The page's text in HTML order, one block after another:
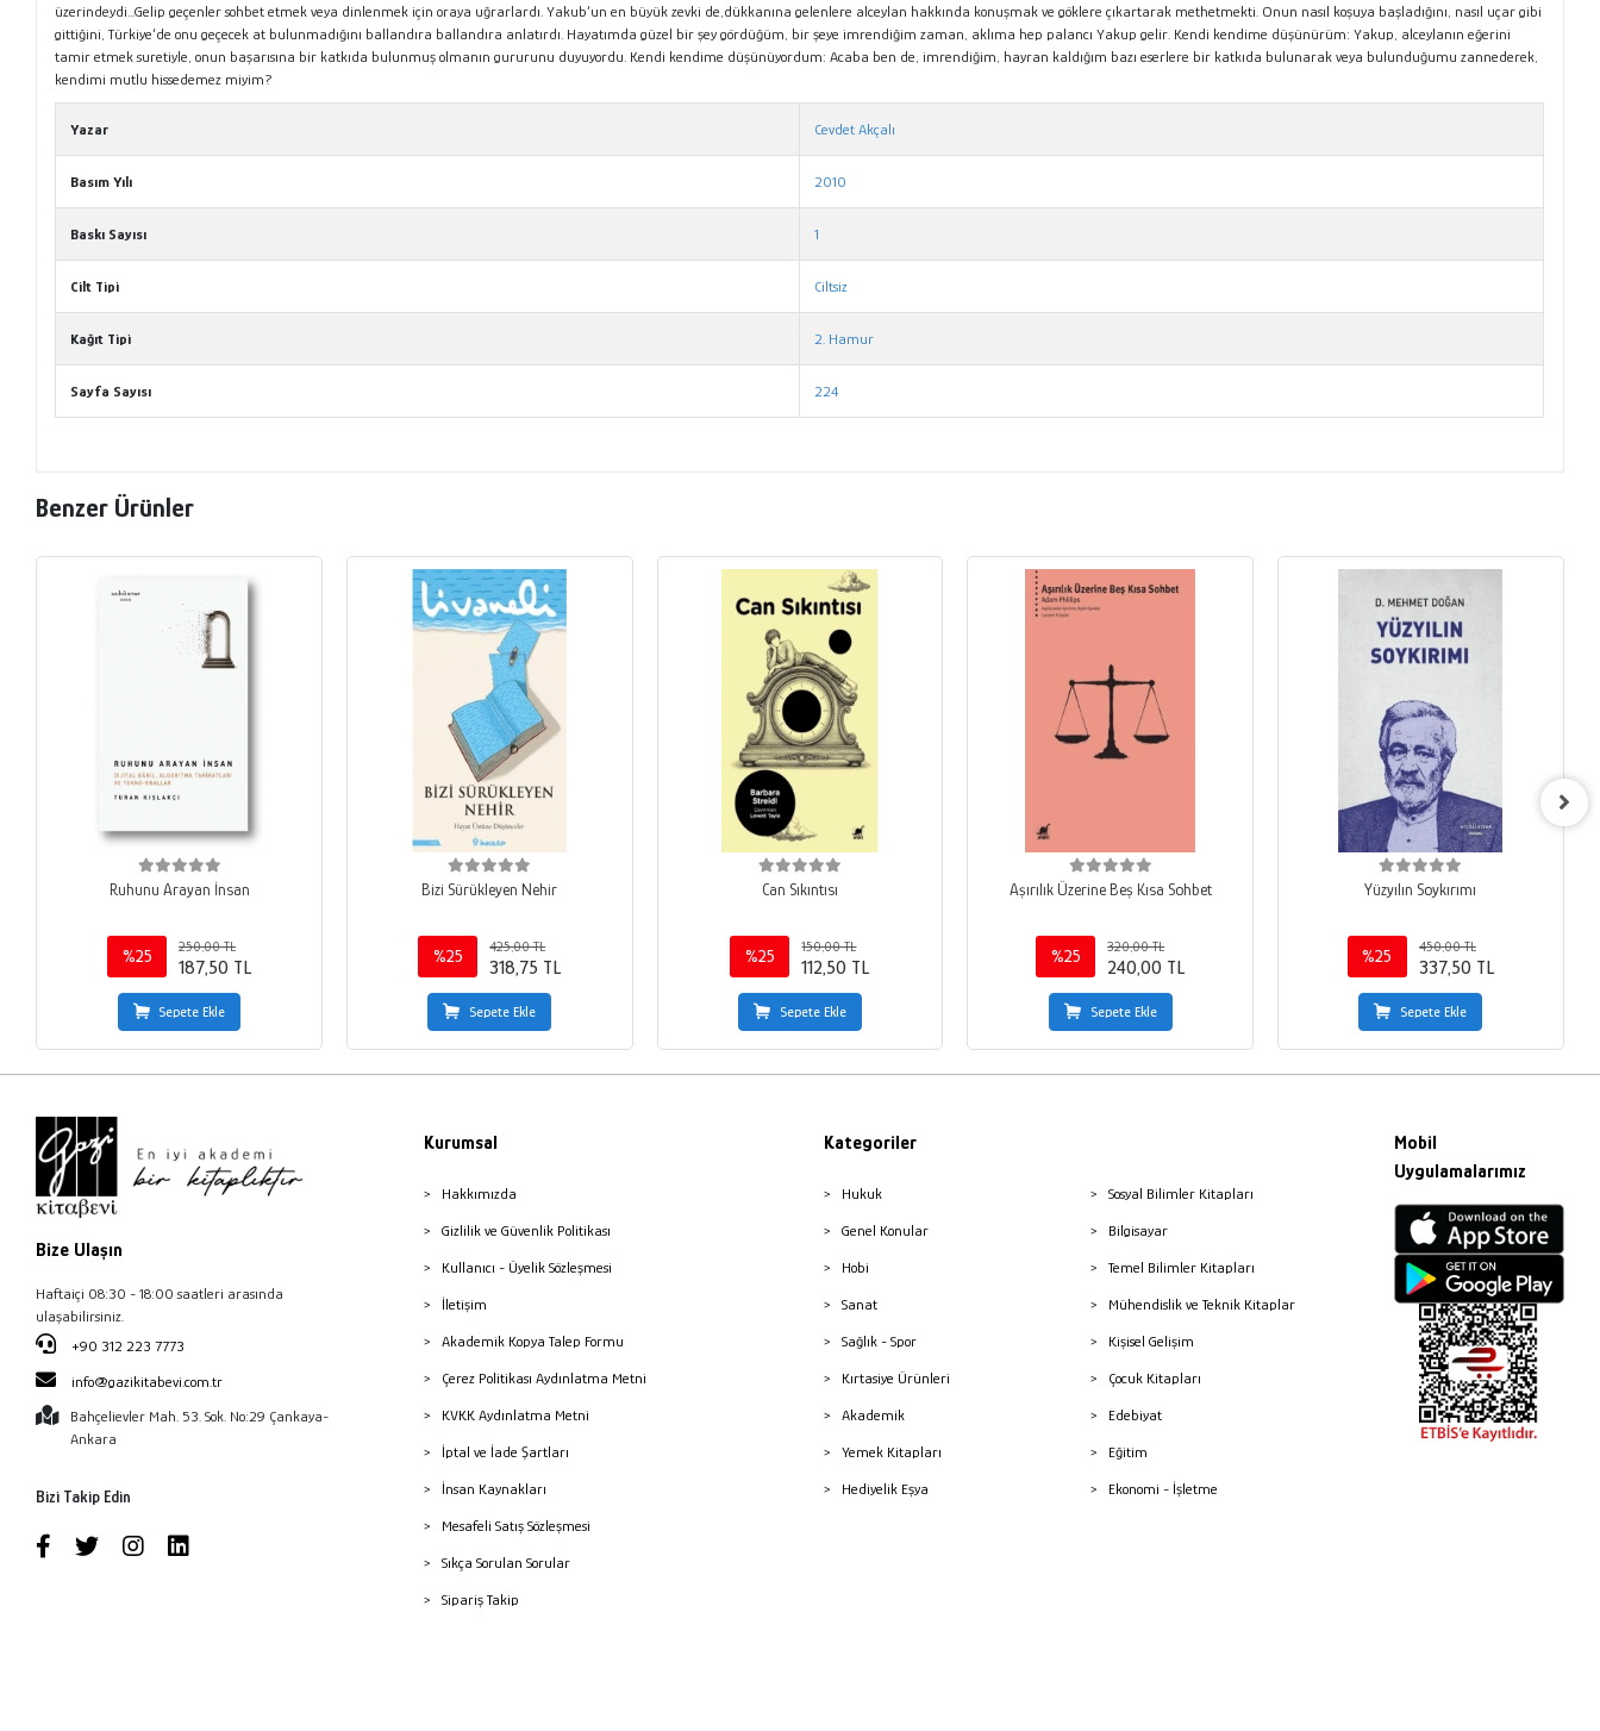
üzerindeydi...Gelip geçenler sohbet etmek veya dinlenmek için oraya uğrarlardı. Yakub‘un en büyük zevki de,dükkanına gelenlere alceylan hakkında konuşmak ve göklere çıkartarak methetmekti. Onun nasıl koşuya başladığını, nasıl uçar gibi
gittiğini, Türkiye‘de onu geçecek at bulunmadığını ballandıra ballandıra anlatırdı. Hayatımda güzel bir şey gördüğüm, bir şeye imrendiğim zaman, aklıma hep palancı Yakup gelir. Kendi kendime düşünürüm: Yakup, alceylanın eğerini
tamir etmek suretiyle, onun başarısına bir katkıda bulunmuş olmanın gururunu duyuyordu. Kendi kendime düşünüyordum: Acaba ben de, imrendiğim, hayran kaldığım bazı eserlere bir katkıda bulunarak veya bulunduğumu zannederek,
kendimi mutlu hissedemez miyim?
Yazar Cevdet Akçalı
Basım Yılı 2010
Baskı Sayısı 1
Cilt Tipi Ciltsiz
Kağıt Tipi 2. Hamur
Sayfa Sayısı 224
Benzer Ürünler
Ruhunu Arayan İnsan
%25
250,00 TL
187,50 TL
Sepete Ekle
Bizi Sürükleyen Nehir
%25
425,00 TL
318,75 TL
Sepete Ekle
Can Sıkıntısı
%25
150,00 TL
112,50 TL
Sepete Ekle
Aşırılık Üzerine Beş Kısa Sohbet
%25
320,00 TL
240,00 TL
Sepete Ekle
Yüzyılın Soykırımı
%25
450,00 TL
337,50 TL
Sepete Ekle
Bize Ulaşın
Haftaiçi 08:30 - 18:00 saatleri arasında
ulaşabilirsiniz.
+90 312 223 7773
info@gazikitabevi.com.tr
Bahçelievler Mah. 53. Sok. No:29 Çankaya-
Ankara
Bizi Takip Edin
Kurumsal
Hakkımızda
Gizlilik ve Güvenlik Politikası
Kullanıcı - Üyelik Sözleşmesi
İletişim
Akademik Kopya Talep Formu
Çerez Politikası Aydınlatma Metni
KVKK Aydınlatma Metni
İptal ve İade Şartları
İnsan Kaynakları
Mesafeli Satış Sözleşmesi
Sıkça Sorulan Sorular
Sipariş Takip
Kategoriler
Hukuk
Genel Konular
Hobi
Sanat
Sağlık - Spor
Kırtasiye Ürünleri
Akademik
Yemek Kitapları
Hediyelik Eşya
Sosyal Bilimler Kitapları
Bilgisayar
Temel Bilimler Kitapları
Mühendislik ve Teknik Kitaplar
Kişisel Gelişim
Çocuk Kitapları
Edebiyat
Eğitim
Ekonomi - İşletme
Mobil
Uygulamalarımız